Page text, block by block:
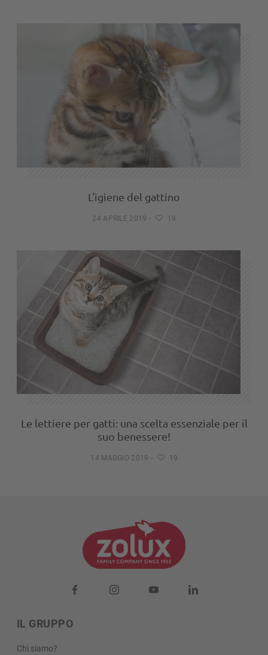
L'igiene del gattino
24 APRILE 2019 - 19
Le lettiere per gatti: una scelta essenziale per il
suo benessere!
14 MAGGIO 2019 - 19
IL GRUPPO
Chi siamo?